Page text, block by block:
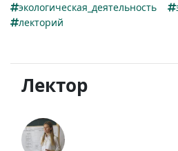
экологическая_деятельность
лекторий
Лектор